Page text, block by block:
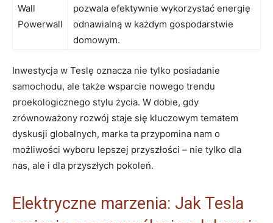
Wall
Powerwall
pozwala efektywnie wykorzystać energię
odnawialną w każdym gospodarstwie
domowym.
Inwestycja w Teslę oznacza nie tylko posiadanie
samochodu, ale także wsparcie nowego trendu
proekologicznego stylu życia. W dobie, gdy
zrównoważony rozwój staje się kluczowym tematem
dyskusji globalnych, marka ta przypomina nam o
możliwości wyboru lepszej przyszłości – nie tylko dla
nas, ale i dla przyszłych pokoleń.
Elektryczne marzenia: Jak Tesla